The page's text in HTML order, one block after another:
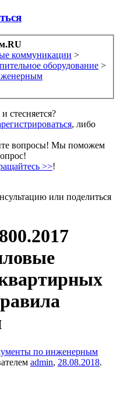
коммуникации >
оборудование >
стесняется?
, либо
вопросы! Мы поможем
>>!
или поделиться
по инженерным
admin, 28.08.2018.